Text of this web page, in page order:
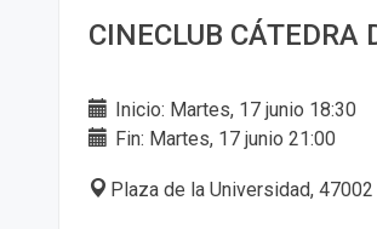
CINECLUB
Inicio: Martes, 17 junio 18:30
Fin: Martes, 17 junio 21:00
Plaza de la Universidad,